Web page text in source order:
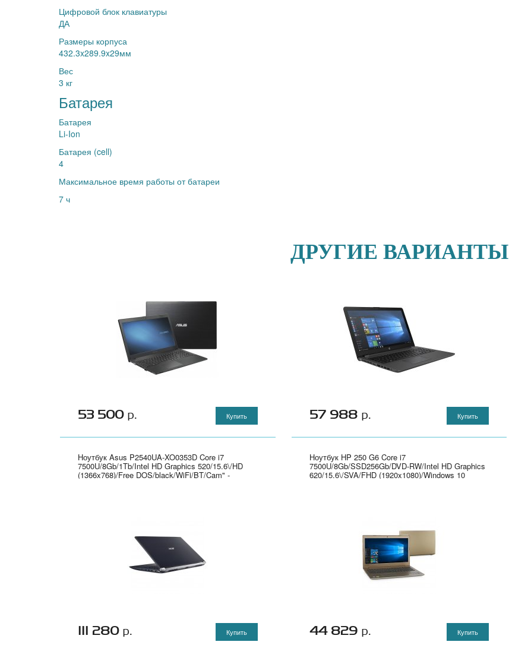
Цифровой блок клавиатуры
ДА
Размеры корпуса
432.3x289.9x29мм
Вес
3 кг
Батарея
Батарея
Li-Ion
Батарея (cell)
4
Максимальное время работы от батареи
7 ч
ДРУГИЕ ВАРИАНТЫ
53 500р. Купить
Ноутбук Asus P2540UA-XO0353D Core i7
7500U/8Gb/1Tb/Intel HD Graphics 520/15.6\/HD
(1366x768)/Free DOS/black/WiFi/BT/Cam" -
57 988р. Купить
Ноутбук HP 250 G6 Core i7
7500U/8Gb/SSD256Gb/DVD-RW/Intel HD Graphics
620/15.6\/SVA/FHD (1920x1080)/Windows 10
111 280р. Купить 44 829р. Купить